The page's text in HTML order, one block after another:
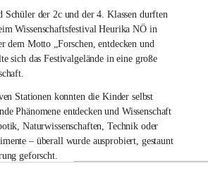
Schüler der 2c und der 4. Klassen durften
Wissenschaftsfestival Heurika NÖ in
dem Motto „Forschen, entdecken und
sich das Festivalgelände in eine große
Stationen konnten die Kinder selbst
Phänomene entdecken und Wissenschaft
Naturwissenschaften, Technik oder
– überall wurde ausprobiert, gestaunt
geforscht.
war, dass Wissenschaftlerinnen und